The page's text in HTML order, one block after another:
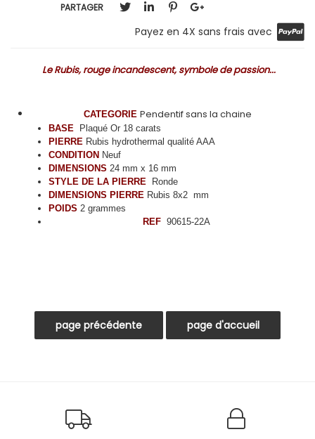
PARTAGER
Payez en 4X sans frais avec
Le Rubis, rouge incandescent, symbole de passion...
CATEGORIE Pendentif sans la chaine
BASE Plaqué Or 18 carats
PIERRE Rubis hydrothermal qualité AAA
CONDITION Neuf
DIMENSIONS 24 mm x 16 mm
STYLE DE LA PIERRE
Ronde
DIMENSIONS PIERRE Rubis 8x2 mm
POIDS 2 grammes
REF 90615-22A